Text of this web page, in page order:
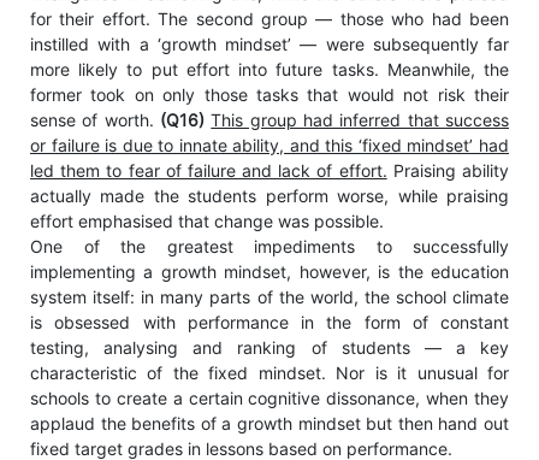
for their effort. The second group — those who had been
instilled with a ‘growth mindset’ — were subsequently far
more likely to put effort into future tasks. Meanwhile, the
former took on only those tasks that would not risk their
sense of worth. (Q16)This group had inferred that success
or failure is due to innate ability, and this ‘fixed mindset’ had
led them to fear of failure and lack of effort. Praising ability
actually made the students perform worse, while praising
effort emphasised that change was possible.
One of the greatest impediments to successfully
implementing a growth mindset, however, is the education
system itself: in many parts of the world, the school climate
is obsessed with performance in the form of constant
testing, analysing and ranking of students — a key
characteristic of the fixed mindset. Nor is it unusual for
schools to create a certain cognitive dissonance, when they
applaud the benefits of a growth mindset but then hand out
fixed target grades in lessons based on performance.